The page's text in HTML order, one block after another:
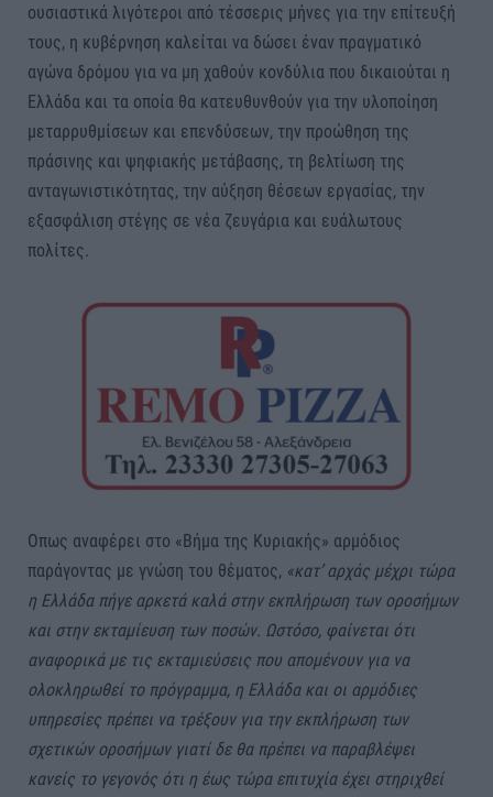
ουσιαστικά λιγότεροι από τέσσερις μήνες για την επίτευξή
τους, η κυβέρνηση καλείται να δώσει έναν πραγματικό
αγώνα δρόμου για να μη χαθούν κονδύλια που δικαιούται η
Ελλάδα και τα οποία θα κατευθυνθούν για την υλοποίηση
μεταρρυθμίσεων και επενδύσεων, την προώθηση της
πράσινης και ψηφιακής μετάβασης, τη βελτίωση της
ανταγωνιστικότητας, την αύξηση θέσεων εργασίας, την
εξασφάλιση στέγης σε νέα ζευγάρια και ευάλωτους
πολίτες.
Οπως αναφέρει στο «Βήμα της Κυριακής» αρμόδιος
παράγοντας με γνώση του θέματος, «κατ’ αρχάς μέχρι τώρα
η Ελλάδα πήγε αρκετά καλά στην εκπλήρωση των οροσήμων
και στην εκταμίευση των ποσών. Ωστόσο, φαίνεται ότι
αναφορικά με τις εκταμιεύσεις που απομένουν για να
ολοκληρωθεί το πρόγραμμα, η Ελλάδα και οι αρμόδιες
υπηρεσίες πρέπει να τρέξουν για την εκπλήρωση των
σχετικών οροσήμων γιατί δε θα πρέπει να παραβλέψει
κανείς το γεγονός ότι η έως τώρα επιτυχία έχει στηριχθεί